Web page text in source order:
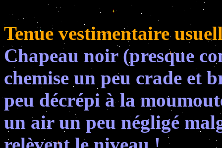
Tenue vestimentaire
Chapeau noir (presque
chemise un peu crade et
peu décrépi à la
un air un peu négligé